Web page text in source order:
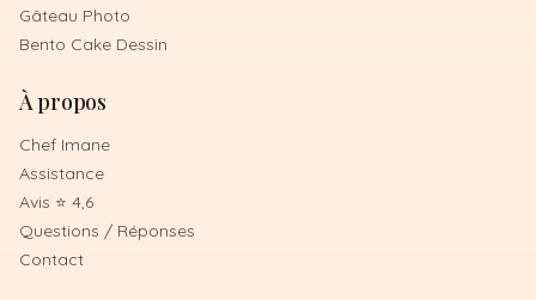
Gâteau Photo
Bento Cake Dessin
À propos
Chef Imane
Assistance
Avis ⭐ 4,6
Questions / Réponses
Contact